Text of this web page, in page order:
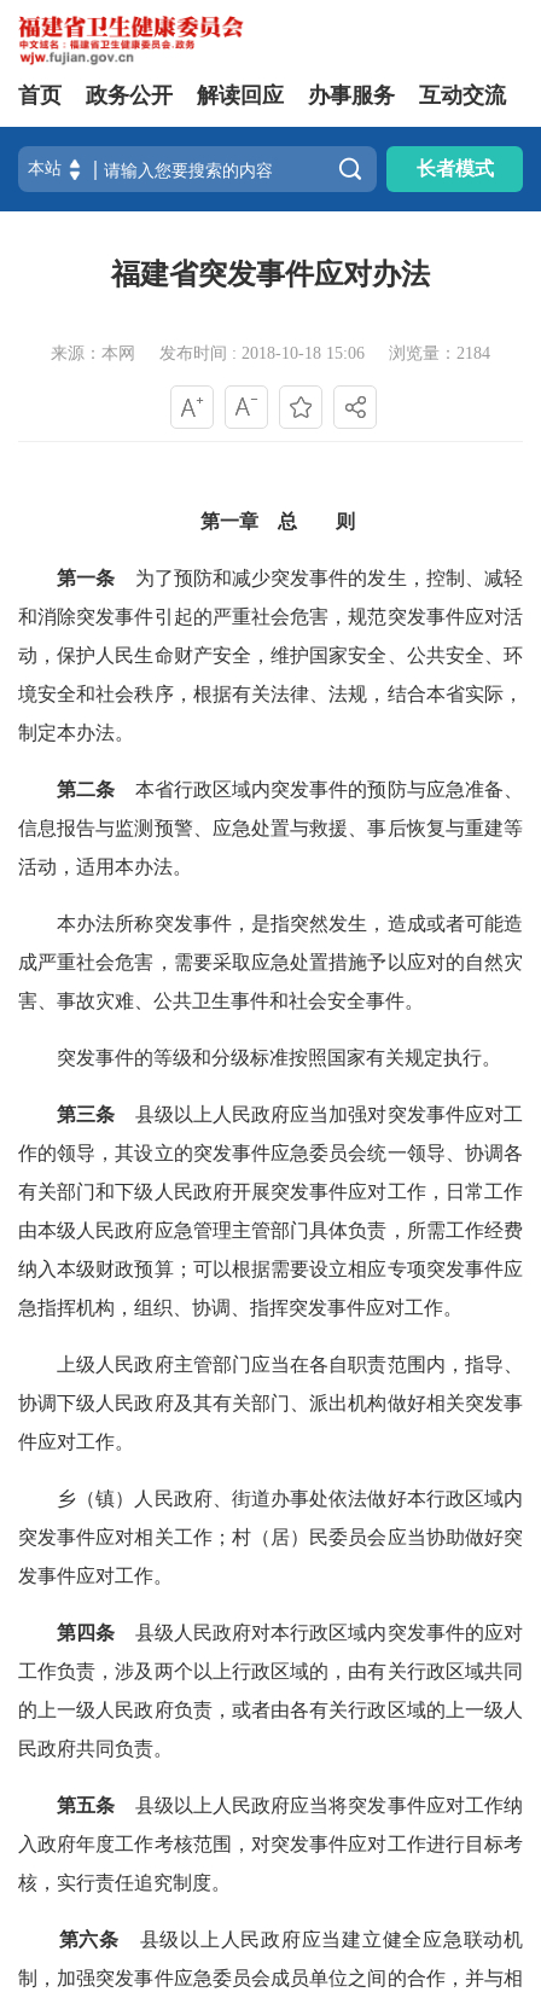
首页 政务公开 解读回应 办事服务 互动交流
 长者模式
福建省突发事件应对办法
来源：本网 发布时间 : 2018-10-18 15:06 浏览量：2184
第一章 总 则
第一条 为了预防和减少突发事件的发生，控制、减轻
和消除突发事件引起的严重社会危害，规范突发事件应对活
动，保护人民生命财产安全，维护国家安全、公共安全、环
境安全和社会秩序，根据有关法律、法规，结合本省实际，
制定本办法。
第二条 本省行政区域内突发事件的预防与应急准备、
信息报告与监测预警、应急处置与救援、事后恢复与重建等
活动，适用本办法。
本办法所称突发事件，是指突然发生，造成或者可能造
成严重社会危害，需要采取应急处置措施予以应对的自然灾
害、事故灾难、公共卫生事件和社会安全事件。
突发事件的等级和分级标准按照国家有关规定执行。
第三条 县级以上人民政府应当加强对突发事件应对工
作的领导，其设立的突发事件应急委员会统一领导、协调各
有关部门和下级人民政府开展突发事件应对工作，日常工作
由本级人民政府应急管理主管部门具体负责，所需工作经费
纳入本级财政预算；可以根据需要设立相应专项突发事件应
急指挥机构，组织、协调、指挥突发事件应对工作。
上级人民政府主管部门应当在各自职责范围内，指导、
协调下级人民政府及其有关部门、派出机构做好相关突发事
件应对工作。
乡（镇）人民政府、街道办事处依法做好本行政区域内
突发事件应对相关工作；村（居）民委员会应当协助做好突
发事件应对工作。
第四条 县级人民政府对本行政区域内突发事件的应对
工作负责，涉及两个以上行政区域的，由有关行政区域共同
的上一级人民政府负责，或者由各有关行政区域的上一级人
民政府共同负责。
第五条 县级以上人民政府应当将突发事件应对工作纳
入政府年度工作考核范围，对突发事件应对工作进行目标考
核，实行责任追究制度。
第六条 县级以上人民政府应当建立健全应急联动机
制，加强突发事件应急委员会成员单位之间的合作，并与相